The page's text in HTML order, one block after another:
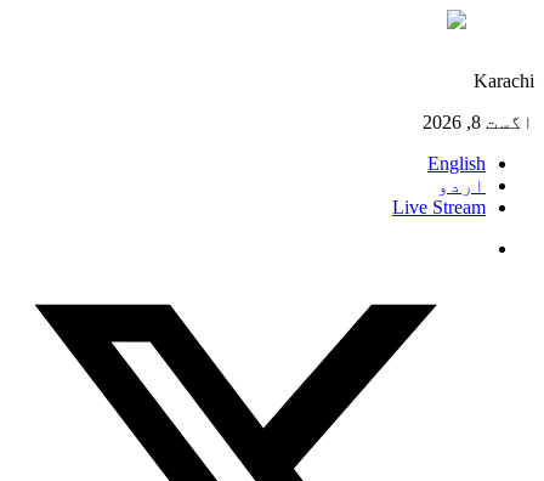
Karachi
اگست 8, 2026
English
اردو
Live Stream